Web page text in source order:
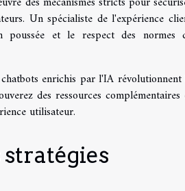
Un spécialiste de l'expérience
poussée et le respect des normes
enrichis par l'IA
des ressources complémentaires
utilisateur.